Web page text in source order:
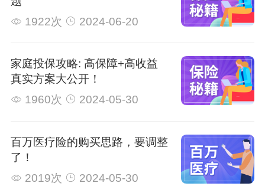
1922次
2024-06-20
家庭投保攻略: 高保障+高收益
真实方案大公开！
1960次
2024-05-30
百万医疗险的购买思路，要调整
了！
2019次
2024-05-30